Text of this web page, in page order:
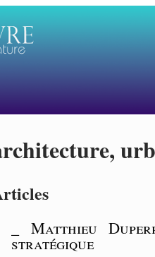
_ Matthieu
stratégique